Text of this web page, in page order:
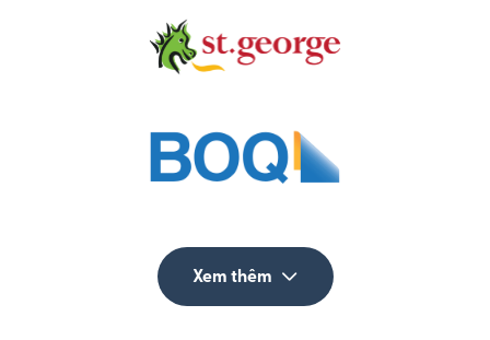
Xem thêm